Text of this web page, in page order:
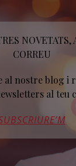
NOVETATS,
CORREU
al nostre blog i
al teu